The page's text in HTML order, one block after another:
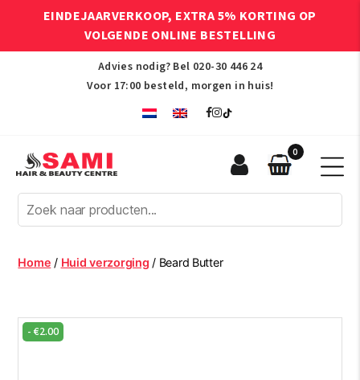
EINDEJAARVERKOOP, EXTRA 5% KORTING OP
VOLGENDE ONLINE BESTELLING
Advies nodig? Bel 020-30 446 24
Voor 17:00 besteld, morgen in huis!
Afro
Hair
Beauty
Centre
0
Home / Huid verzorging / Beard Butter
-€2.00